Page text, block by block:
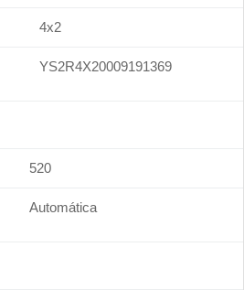
4x2
YS2R4X20009191369
520
Automática